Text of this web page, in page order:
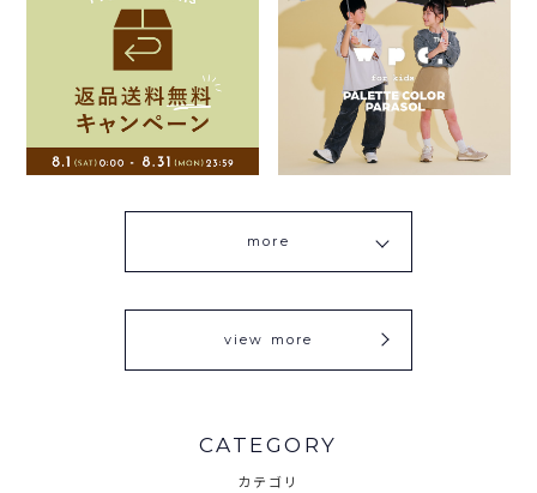
more
view more
CATEGORY
カテゴリ